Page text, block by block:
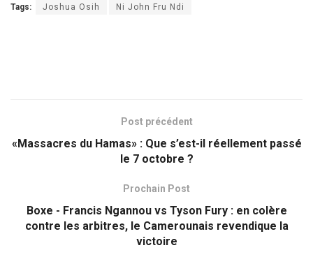
Tags: Joshua Osih Ni John Fru Ndi
Post précédent
«Massacres du Hamas» : Que s’est-il réellement passé
le 7 octobre ?
Prochain Post
Boxe - Francis Ngannou vs Tyson Fury : en colère
contre les arbitres, le Camerounais revendique la
victoire